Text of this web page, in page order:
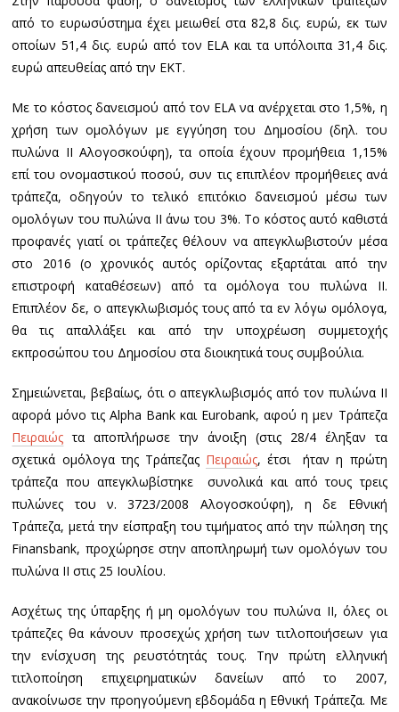
από το ευρωσύστημα έχει μειωθεί στα 82,8 δις. ευρώ, εκ των
οποίων 51,4 δις. ευρώ από τον ELA και τα υπόλοιπα 31,4 δις.
ευρώ απευθείας από την ΕΚΤ.
Με το κόστος δανεισμού από τον ELA να ανέρχεται στο 1,5%, η
χρήση των ομολόγων με εγγύηση του Δημοσίου (δηλ. του
πυλώνα ΙΙ Αλογοσκούφη), τα οποία έχουν προμήθεια 1,15%
επί του ονομαστικού ποσού, συν τις επιπλέον προμήθειες ανά
τράπεζα, οδηγούν το τελικό επιτόκιο δανεισμού μέσω των
ομολόγων του πυλώνα ΙΙ άνω του 3%. Το κόστος αυτό καθιστά
προφανές γιατί οι τράπεζες θέλουν να απεγκλωβιστούν μέσα
στο 2016 (ο χρονικός αυτός ορίζοντας εξαρτάται από την
επιστροφή καταθέσεων) από τα ομόλογα του πυλώνα ΙΙ.
Επιπλέον δε, ο απεγκλωβισμός τους από τα εν λόγω ομόλογα,
θα τις απαλλάξει και από την υποχρέωση συμμετοχής
εκπροσώπου του Δημοσίου στα διοικητικά τους συμβούλια.
Σημειώνεται, βεβαίως, ότι ο απεγκλωβισμός από τον πυλώνα ΙΙ
αφορά μόνο τις Alpha Bank και Eurobank, αφού η μεν Τράπεζα
Πειραιώς τα αποπλήρωσε την άνοιξη (στις 28/4 έληξαν τα
σχετικά ομόλογα της Τράπεζας Πειραιώς, έτσι ήταν η πρώτη
τράπεζα που απεγκλωβίστηκε συνολικά και από τους τρεις
πυλώνες του ν. 3723/2008 Αλογοσκούφη), η δε Εθνική
Τράπεζα, μετά την είσπραξη του τιμήματος από την πώληση της
Finansbank, προχώρησε στην αποπληρωμή των ομολόγων του
πυλώνα ΙΙ στις 25 Ιουλίου.
Ασχέτως της ύπαρξης ή μη ομολόγων του πυλώνα ΙΙ, όλες οι
τράπεζες θα κάνουν προσεχώς χρήση των τιτλοποιήσεων για
την ενίσχυση της ρευστότητάς τους. Την πρώτη ελληνική
τιτλοποίηση επιχειρηματικών δανείων από το 2007,
ανακοίνωσε την προηγούμενη εβδομάδα η Εθνική Τράπεζα. Με